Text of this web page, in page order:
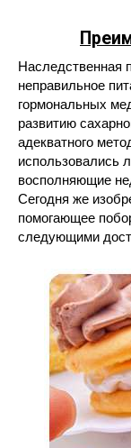
Наследственная
неправильное
гормональных
развитию
адекватного
использовались
восполняющие
Сегодня же
помогающее
следующими